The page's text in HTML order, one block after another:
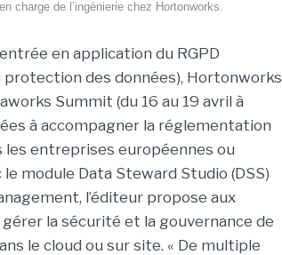
charge de l’ingénierie chez Hortonworks.
en application du RGPD
protection des données), Hortonworks
Summit (du 16 au 19 avril à
à accompagner la réglementation
les entreprises européennes ou
module Data Steward Studio (DSS)
l’éditeur propose aux
la sécurité et la gouvernance de
le cloud ou sur site. « De multiple